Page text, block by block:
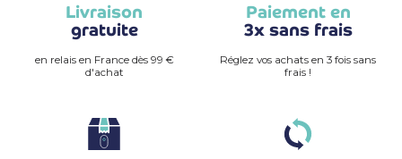
Livraison
gratuite
en relais en France dès 99 €
d'achat
Paiement en
3x sans frais
Réglez vos achats en 3 fois sans
frais !